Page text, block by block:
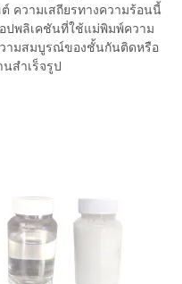
ความเสถียรทางความร้อนนี้
ปพลิเคชันที่ใช้แม่พิมพ์ความ
ามสมบูรณ์ของชั้นกันติดหรือ
สำเร็จรูป